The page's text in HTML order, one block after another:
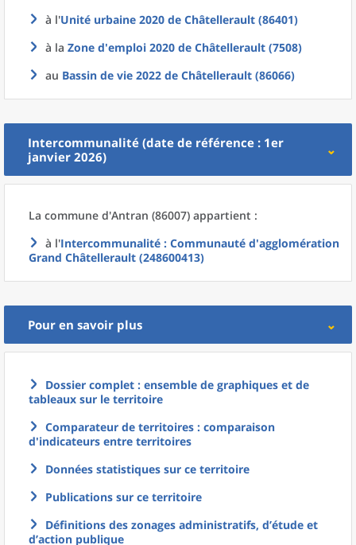
à l'Unité urbaine 2020 de Châtellerault (86401)
à la Zone d'emploi 2020 de Châtellerault (7508)
au Bassin de vie 2022 de Châtellerault (86066)
Intercommunalité (date de référence : 1er
janvier 2026)
La commune d'Antran (86007) appartient :
à l'Intercommunalité : Communauté d'agglomération
Grand Châtellerault (248600413)
Pour en savoir plus
Dossier complet : ensemble de graphiques et de
tableaux sur le territoire
Comparateur de territoires : comparaison
d'indicateurs entre territoires
Données statistiques sur ce territoire
Publications sur ce territoire
Définitions des zonages administratifs, d’étude et
d’action publique